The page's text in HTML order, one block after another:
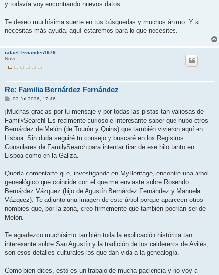
y todavía voy encontrando nuevos datos.
Te deseo muchísima suerte en tus búsquedas y muchos ánimo. Y si
necesitas más ayuda, aquí estaremos para lo que necesites.
rafael.fernandes1979
Novo
Re: Familia Bernárdez Fernández
M
n
a
j
02 Jul 2026, 17:46
¡Muchas gracias por tu mensaje y por todas las pistas tan valiosas de
FamilySearch! Es realmente curioso e interesante saber que hubo otros
Bernárdez de Melón (de Tourón y Quins) que también vivieron aquí en
Lisboa. Sin duda seguiré tu consejo y buscaré en los Registros
Consulares de FamilySearch para intentar tirar de ese hilo tanto en
Lisboa como en la Galiza.
Quería comentarte que, investigando en MyHeritage, encontré una árbol
genealógico que coincide con el que me enviaste sobre Rosendo
Bernárdez Vázquez (hijo de Agustín Bernárdez Fernández y Manuela
Vázquez). Te adjunto una imagen de este árbol porque aparecen otros
nombres que, por la zona, creo firmemente que también podrían ser de
Melón.
Te agradezco muchísimo también toda la explicación histórica tan
interesante sobre San Agustín y la tradición de los caldereros de Avilés;
son esos detalles culturales los que dan vida a la genealogía.
Como bien dices, esto es un trabajo de mucha paciencia y no voy a